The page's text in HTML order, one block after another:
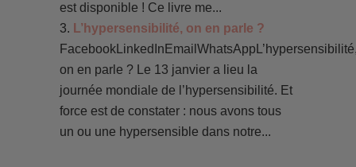
est disponible ! Ce livre me...
L’hypersensibilité, on en parle ?
on en parle ? Le 13 janvier a lieu la
journée mondiale de l’hypersensibilité. Et
force est de constater : nous avons tous
un ou une hypersensible dans notre...